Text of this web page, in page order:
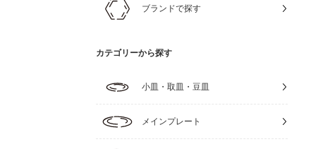
ブランドで探す
カテゴリーから探す
小皿・取皿・豆皿
メインプレート